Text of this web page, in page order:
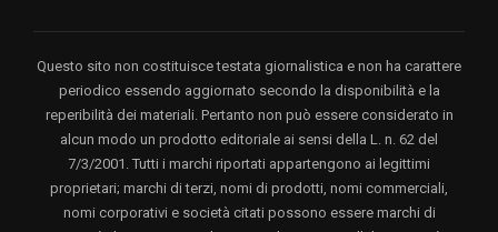
Questo sito non costituisce testata giornalistica e non ha carattere
periodico essendo aggiornato secondo la disponibilità e la
reperibilità dei materiali. Pertanto non può essere considerato in
alcun modo un prodotto editoriale ai sensi della L. n. 62 del
7/3/2001. Tutti i marchi riportati appartengono ai legittimi
proprietari; marchi di terzi, nomi di prodotti, nomi commerciali,
nomi corporativi e società citati possono essere marchi di